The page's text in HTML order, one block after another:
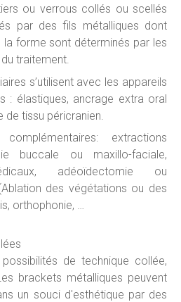
ou verrous collés ou scellés
par des fils métalliques dont
la forme sont déterminés par les
traitement.
s’utilisent avec les appareils
: élastiques, ancrage extra oral
tissu péricranien.
extractions
buccale ou maxillo-faciale,
adéoïdectomie ou
des végétations ou des
orthophonie, …
de technique collée,
brackets métalliques peuvent
un souci d'esthétique par des